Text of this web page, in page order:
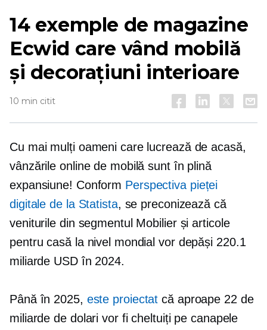
14 exemple de magazine
Ecwid care vând mobilă
și decorațiuni interioare
10 min citit
Cu mai mulți oameni care lucrează de acasă,
vânzările online de mobilă sunt în plină
expansiune! Conform Perspectiva pieței
digitale de la Statista, se preconizează că
veniturile din segmentul Mobilier și articole
pentru casă la nivel mondial vor depăși 220.1
miliarde USD în 2024.
Până în 2025, este proiectat că aproape 22 de
miliarde de dolari vor fi cheltuiți pe canapele